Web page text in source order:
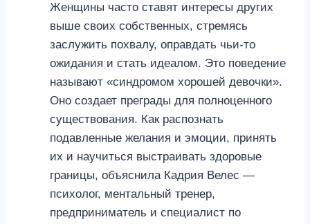
Женщины часто ставят интересы других
выше своих собственных, стремясь
заслужить похвалу, оправдать чьи-то
ожидания и стать идеалом. Это поведение
называют «синдромом хорошей девочки».
Оно создает преграды для полноценного
существования. Как распознать
подавленные желания и эмоции, принять
их и научиться выстраивать здоровые
границы, объяснила Кадрия Велес —
психолог, ментальный тренер,
предприниматель и специалист по